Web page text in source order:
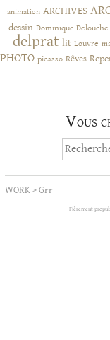
animation ARCHIVES
dessin Dominique Delouche
delprat lit Louvre
PHOTO picasso Rêves
Vous
Rechercher :
WORK>Grr
Fièrement